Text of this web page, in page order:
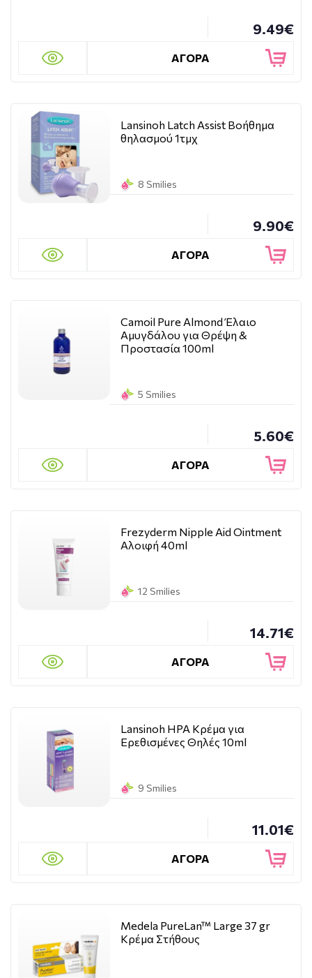
9.49€
ΑΓΟΡΑ
Lansinoh Latch Assist Βοήθημα
θηλασμού 1τμχ
8 Smilies
9.90€
ΑΓΟΡΑ
Camoil Pure Almond Έλαιο
Αμυγδάλου για Θρέψη &
Προστασία 100ml
5 Smilies
5.60€
ΑΓΟΡΑ
Frezyderm Nipple Aid Ointment
Αλοιφή 40ml
12 Smilies
14.71€
ΑΓΟΡΑ
Lansinoh HPA Κρέμα για
Eρεθισμένες Θηλές 10ml
9 Smilies
11.01€
ΑΓΟΡΑ
Medela PureLan™ Large 37 gr
Κρέμα Στήθους